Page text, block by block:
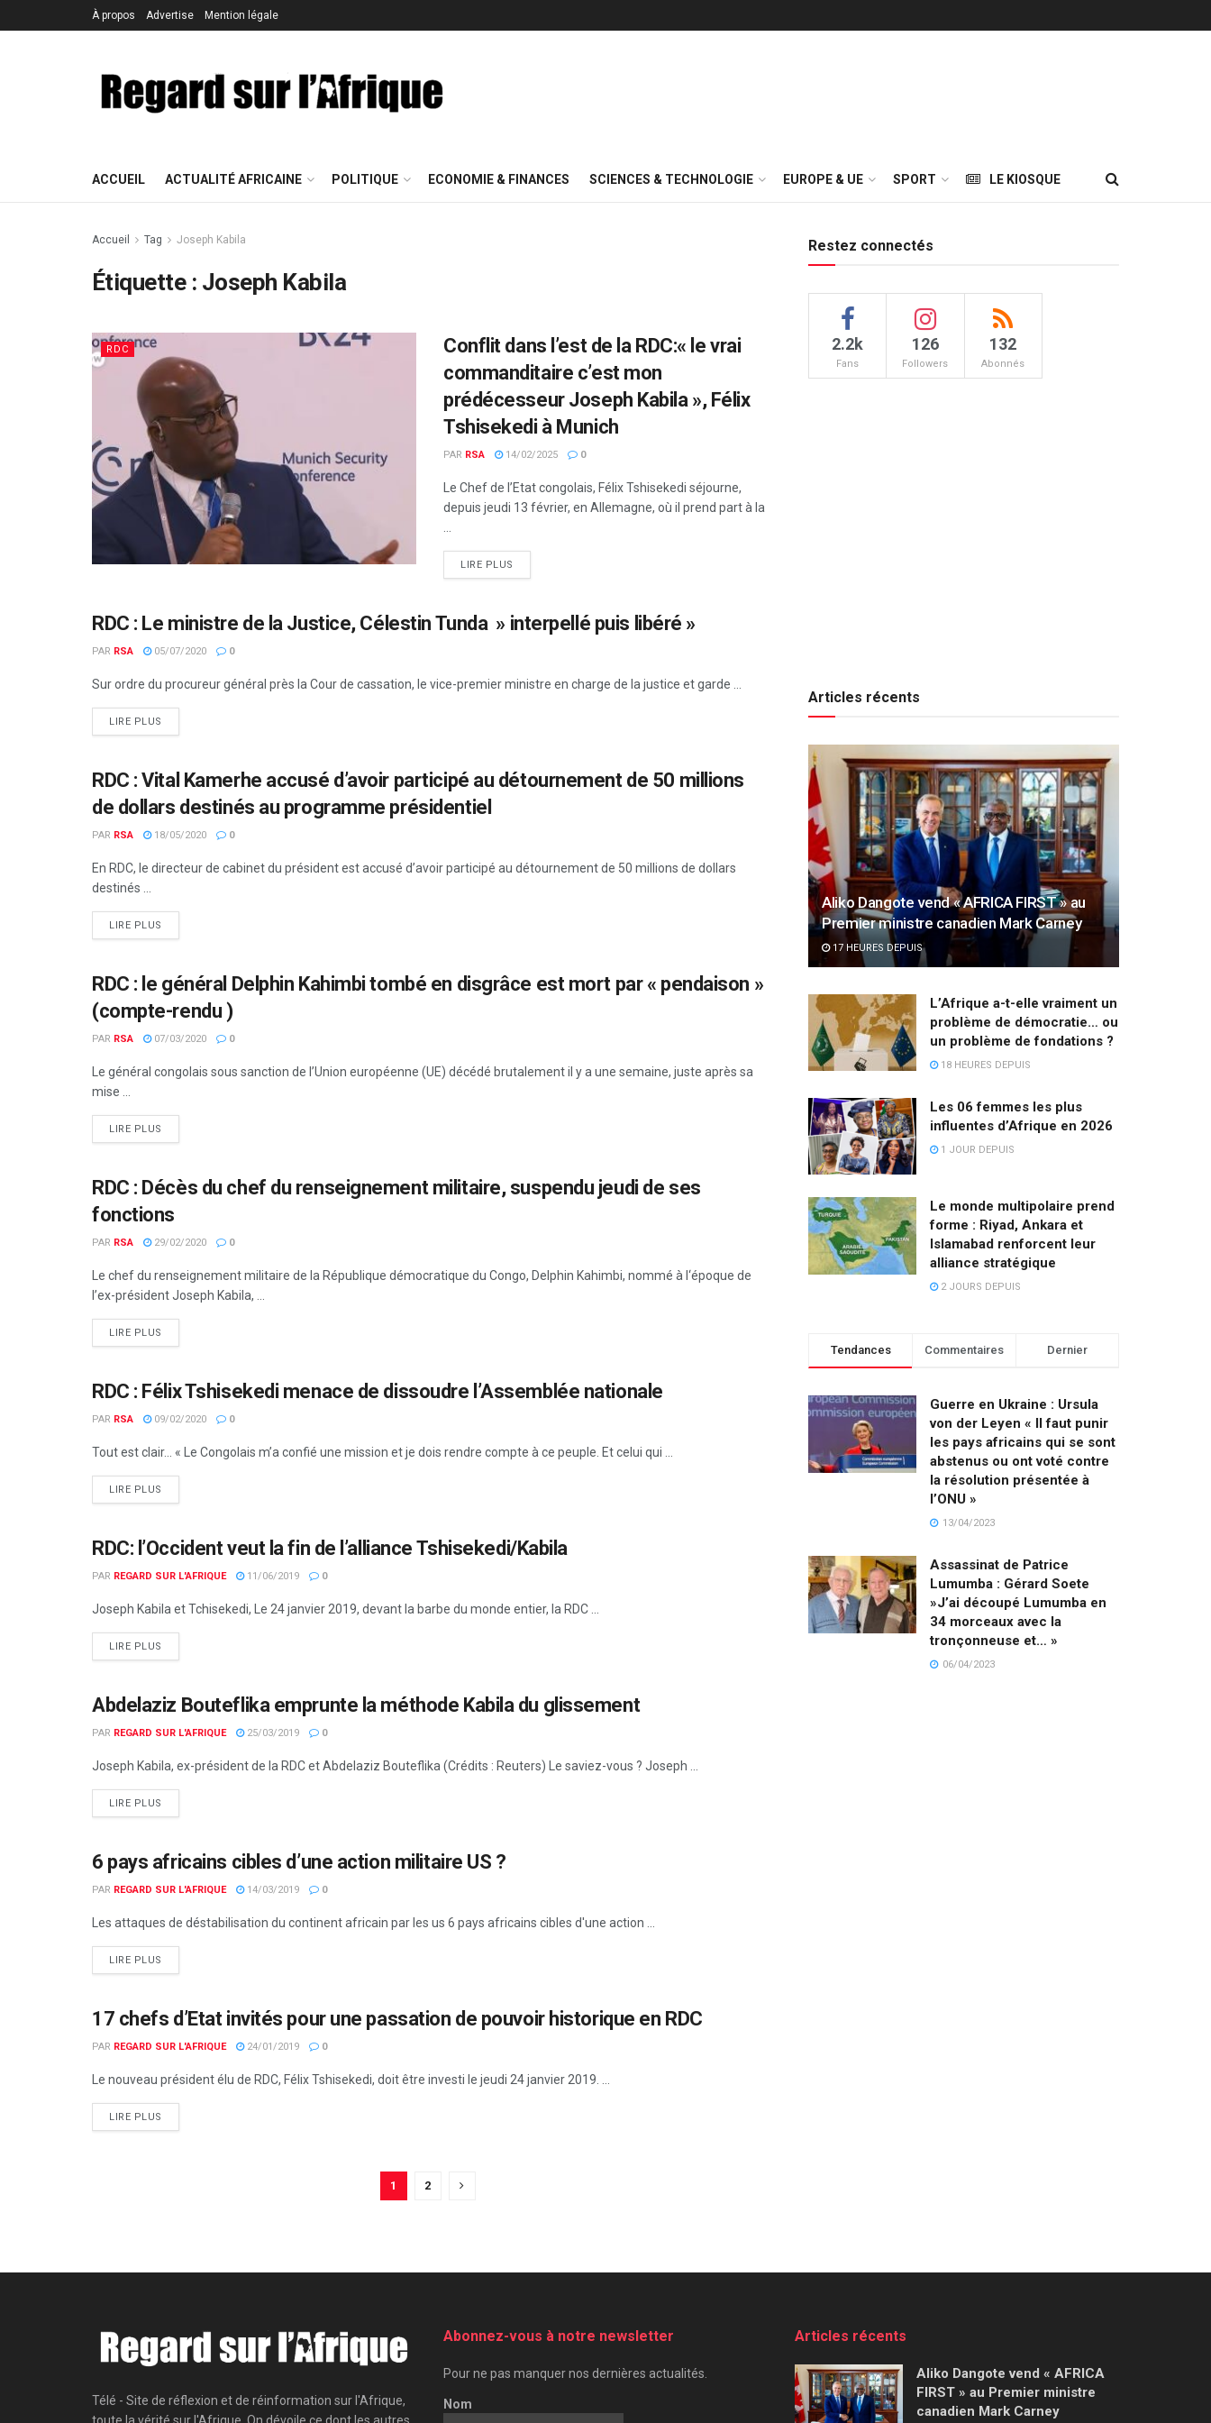
À propos Advertise Mention légale
ACCUEIL ACTUALITÉ AFRICAINE POLITIQUE ECONOMIE & FINANCES SCIENCES & TECHNOLOGIE EUROPE & UE SPORT LE KIOSQUE
Accueil Tag Joseph Kabila
Étiquette : Joseph Kabila
RDC
Conflit dans l’est de la RDC:« le vrai
commanditaire c’est mon
prédécesseur Joseph Kabila », Félix
Tshisekedi à Munich
PAR RSA 14/02/2025 0
Le Chef de l’Etat congolais, Félix Tshisekedi séjourne,
depuis jeudi 13 février, en Allemagne, où il prend part à la
LIRE PLUS
AFRIQUE CENTRALE
RDC : Le ministre de la Justice, Célestin Tunda » interpellé puis libéré »
PAR RSA 05/07/2020 0
Sur ordre du procureur général près la Cour de cassation, le vice-premier ministre en charge de la justice et garde ...
LIRE PLUS
AFRIQUE CENTRALE
RDC : Vital Kamerhe accusé d’avoir participé au détournement de 50 millions
de dollars destinés au programme présidentiel
PAR RSA 18/05/2020 0
En RDC, le directeur de cabinet du président est accusé d’avoir participé au détournement de 50 millions de dollars
destinés ...
LIRE PLUS
AFRIQUE CENTRALE
RDC : le général Delphin Kahimbi tombé en disgrâce est mort par « pendaison »
(compte-rendu )
PAR RSA 07/03/2020 0
Le général congolais sous sanction de l’Union européenne (UE) décédé brutalement il y a une semaine, juste après sa
mise ...
LIRE PLUS
AFRIQUE CENTRALE
RDC : Décès du chef du renseignement militaire, suspendu jeudi de ses
fonctions
PAR RSA 29/02/2020 0
Le chef du renseignement militaire de la République démocratique du Congo, Delphin Kahimbi, nommé à l‘époque de
l’ex-président Joseph Kabila, ...
LIRE PLUS
AFRIQUE CENTRALE
RDC : Félix Tshisekedi menace de dissoudre l’Assemblée nationale
PAR RSA 09/02/2020 0
Tout est clair... « Le Congolais m’a confié une mission et je dois rendre compte à ce peuple. Et celui qui ...
LIRE PLUS
EUROPE & MONDE
RDC: l’Occident veut la fin de l’alliance Tshisekedi/Kabila
PAR REGARD SUR L'AFRIQUE 11/06/2019 0
Joseph Kabila et Tchisekedi, Le 24 janvier 2019, devant la barbe du monde entier, la RDC ...
LIRE PLUS
ACTUALITÉS PAR PAYS
Abdelaziz Bouteflika emprunte la méthode Kabila du glissement
PAR REGARD SUR L'AFRIQUE 25/03/2019 0
Joseph Kabila, ex-président de la RDC et Abdelaziz Bouteflika (Crédits : Reuters) Le saviez-vous ? Joseph ...
LIRE PLUS
EUROPE & MONDE
6 pays africains cibles d’une action militaire US ?
PAR REGARD SUR L'AFRIQUE 14/03/2019 0
Les attaques de déstabilisation du continent africain par les us 6 pays africains cibles d'une action ...
LIRE PLUS
ACTUALITÉS PAR PAYS
17 chefs d’Etat invités pour une passation de pouvoir historique en RDC
PAR REGARD SUR L'AFRIQUE 24/01/2019 0
Le nouveau président élu de RDC, Félix Tshisekedi, doit être investi le jeudi 24 janvier 2019. ...
LIRE PLUS
1 2
Restez connectés
2.2k
Fans
126
Followers
132
Abonnés
Articles récents
Aliko Dangote vend « AFRICA FIRST » au
Premier ministre canadien Mark Carney
17 HEURES DEPUIS
L’Afrique a-t-elle vraiment un
problème de démocratie… ou
un problème de fondations ?
18 HEURES DEPUIS
Les 06 femmes les plus
influentes d’Afrique en 2026
1 JOUR DEPUIS
Le monde multipolaire prend
forme : Riyad, Ankara et
Islamabad renforcent leur
alliance stratégique
2 JOURS DEPUIS
Tendances Commentaires Dernier
Guerre en Ukraine : Ursula
von der Leyen « Il faut punir
les pays africains qui se sont
abstenus ou ont voté contre
la résolution présentée à
l’ONU »
13/04/2023
Assassinat de Patrice
Lumumba : Gérard Soete
»J’ai découpé Lumumba en
34 morceaux avec la
tronçonneuse et… »
06/04/2023
Télé - Site de réflexion et de réinformation sur l'Afrique,
Abonnez-vous à notre newsletter
Pour ne pas manquer nos dernières actualités.
Nom
Articles récents
Aliko Dangote vend « AFRICA
FIRST » au Premier ministre
canadien Mark Carney